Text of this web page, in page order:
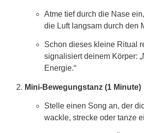
Atme tief durch die Nase
die Luft langsam durch den
Schon dieses kleine Ritual
signalisiert deinem Körper:
Energie.“
Mini-Bewegungstanz (1 Minute)
Stelle einen Song an, der
wackle, strecke oder tanze